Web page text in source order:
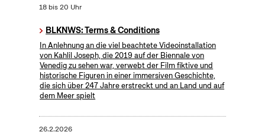
18 bis 20 Uhr
BLKNWS: Terms & Conditions
In Anlehnung an die viel beachtete Videoinstallation
von Kahlil Joseph, die 2019 auf der Biennale von
Venedig zu sehen war, verwebt der Film fiktive und
historische Figuren in einer immersiven Geschichte,
die sich über 247 Jahre erstreckt und an Land und auf
dem Meer spielt
26.2.2026